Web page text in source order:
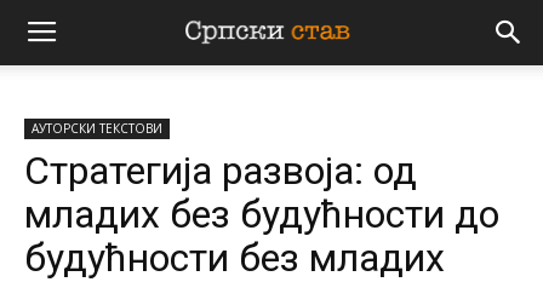
Српски
став
АУТОРСКИ ТЕКСТОВИ
Стратегија развоја: од
младих без будућности до
будућности без младих